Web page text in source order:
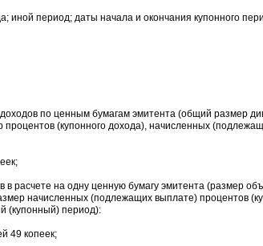
иной период; даты начала и окончания купонного
по ценным бумагам эмитента (общий размер
(купонного дохода), начисленных
расчете на одну ценную бумагу эмитента (размер
начисленных (подлежащих выплате) процентов
(купонный) период):
49 копеек;